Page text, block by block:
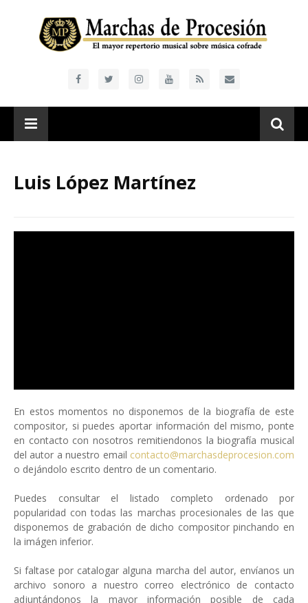
Luis López Martínez
En estos momentos no disponemos de la biografía de este
compositor, si puedes aportar información del mismo, ponte
en contacto con nosotros remitiendonos la biografía musical
del autor a nuestro email contacto@marchasdeprocesion.com
o dejándolo escrito dentro de un comentario.
Puedes consultar el listado completo ordenado por
popularidad con todas las marchas procesionales de las que
disponemos de grabación de dicho compositor pinchando en
la imágen inferior.
Si faltase por catalogar alguna marcha del autor, envíanos un
archivo sonoro a nuestro correo electrónico de contacto
adjuntándonos la mayor información posible de cada